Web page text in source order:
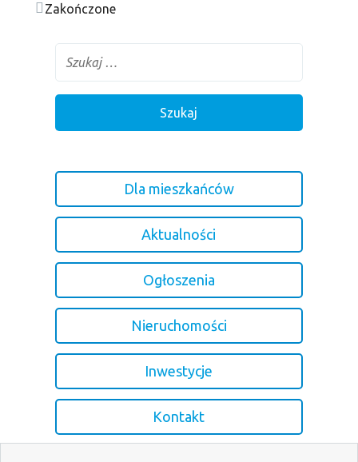
Zakończone
Dla mieszkańców
Aktualności
Ogłoszenia
Nieruchomości
Inwestycje
Kontakt